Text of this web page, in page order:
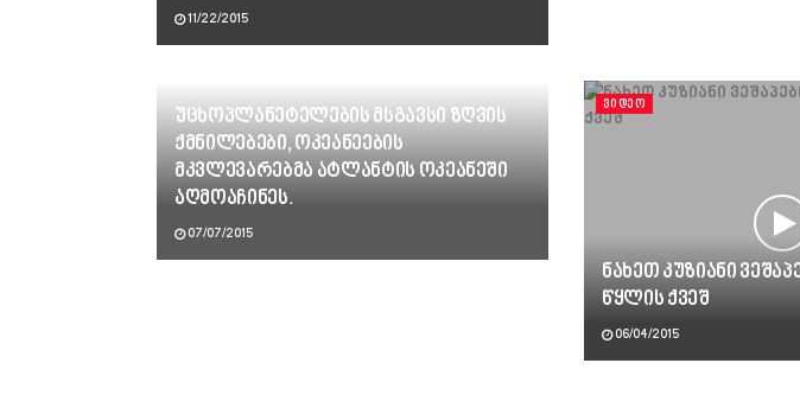
11/22/2015
უცხოპლანეტელების მსგავსი ზღვის
ქმნილებები, ოკეანეების
მკვლევარებმა ატლანტის ოკეანეში
აღმოაჩინეს.
07/07/2015
ᲕᲘᲓᲔᲝ
ნახეთ კუზიანი
წყლის ქვეშ
06/04/2015